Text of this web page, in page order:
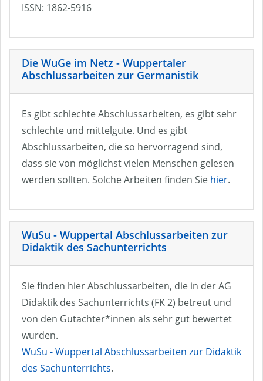
ISSN: 1862-5916
Die WuGe im Netz - Wuppertaler
Abschlussarbeiten zur Germanistik
Es gibt schlechte Abschlussarbeiten, es gibt sehr
schlechte und mittelgute. Und es gibt
Abschlussarbeiten, die so hervorragend sind,
dass sie von möglichst vielen Menschen gelesen
werden sollten. Solche Arbeiten finden Sie hier.
WuSu - Wuppertal Abschlussarbeiten zur
Didaktik des Sachunterrichts
Sie finden hier Abschlussarbeiten, die in der AG
Didaktik des Sachunterrichts (FK 2) betreut und
von den Gutachter*innen als sehr gut bewertet
wurden.
WuSu - Wuppertal Abschlussarbeiten zur Didaktik
des Sachunterrichts.